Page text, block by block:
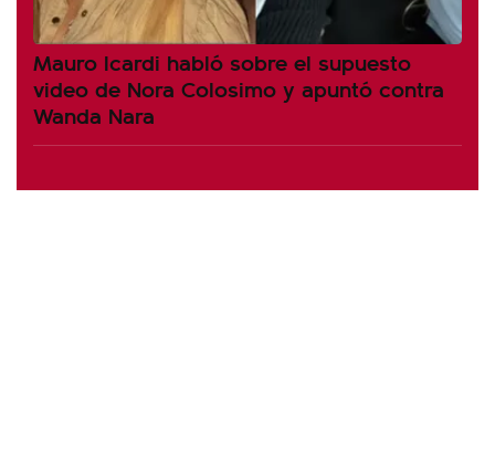
Mauro Icardi habló sobre el supuesto
video de Nora Colosimo y apuntó contra
Wanda Nara